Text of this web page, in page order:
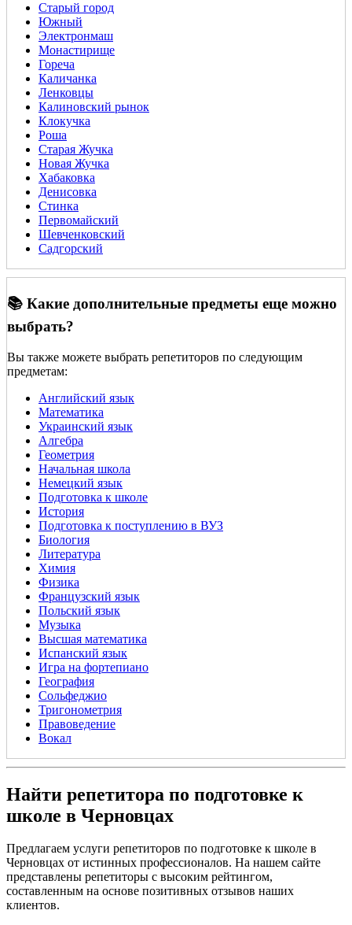
Старый город
Южный
Электронмаш
Монастирище
Гореча
Каличанка
Ленковцы
Калиновский рынок
Клокучка
Роша
Старая Жучка
Новая Жучка
Хабаковка
Денисовка
Стинка
Первомайский
Шевченковский
Садгорский
📚 Какие дополнительные предметы еще можно
выбрать?
Вы также можете выбрать репетиторов по следующим
предметам:
Английский язык
Математика
Украинский язык
Алгебра
Геометрия
Начальная школа
Немецкий язык
Подготовка к школе
История
Подготовка к поступлению в ВУЗ
Биология
Литература
Химия
Физика
Французский язык
Польский язык
Музыка
Высшая математика
Испанский язык
Игра на фортепиано
География
Сольфеджио
Тригонометрия
Правоведение
Вокал
Найти репетитора по подготовке к
школе в Черновцах
Предлагаем услуги репетиторов по подготовке к школе в
Черновцах от истинных профессионалов. На нашем сайте
представлены репетиторы с высоким рейтингом,
составленным на основе позитивных отзывов наших
клиентов.